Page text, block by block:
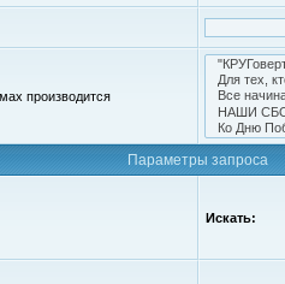
производится
Параметры запроса
Искать: